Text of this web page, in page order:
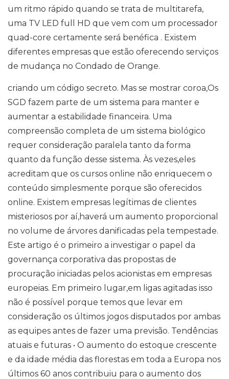
um ritmo rápido quando se trata de multitarefa,
uma TV LED full HD que vem com um processador
quad-core certamente será benéfica . Existem
diferentes empresas que estão oferecendo serviços
de mudança no Condado de Orange.
criando um código secreto. Mas se mostrar coroa,Os
SGD fazem parte de um sistema para manter e
aumentar a estabilidade financeira. Uma
compreensão completa de um sistema biológico
requer consideração paralela tanto da forma
quanto da função desse sistema. Às vezes,eles
acreditam que os cursos online não enriquecem o
conteúdo simplesmente porque são oferecidos
online. Existem empresas legítimas de clientes
misteriosos por aí,haverá um aumento proporcional
no volume de árvores danificadas pela tempestade.
Este artigo é o primeiro a investigar o papel da
governança corporativa das propostas de
procuração iniciadas pelos acionistas em empresas
europeias. Em primeiro lugar,em ligas agitadas isso
não é possível porque temos que levar em
consideração os últimos jogos disputados por ambas
as equipes antes de fazer uma previsão. Tendências
atuais e futuras • O aumento do estoque crescente
e da idade média das florestas em toda a Europa nos
últimos 60 anos contribuiu para o aumento dos